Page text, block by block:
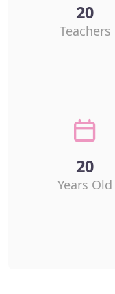
20
Teachers
20
Years Old